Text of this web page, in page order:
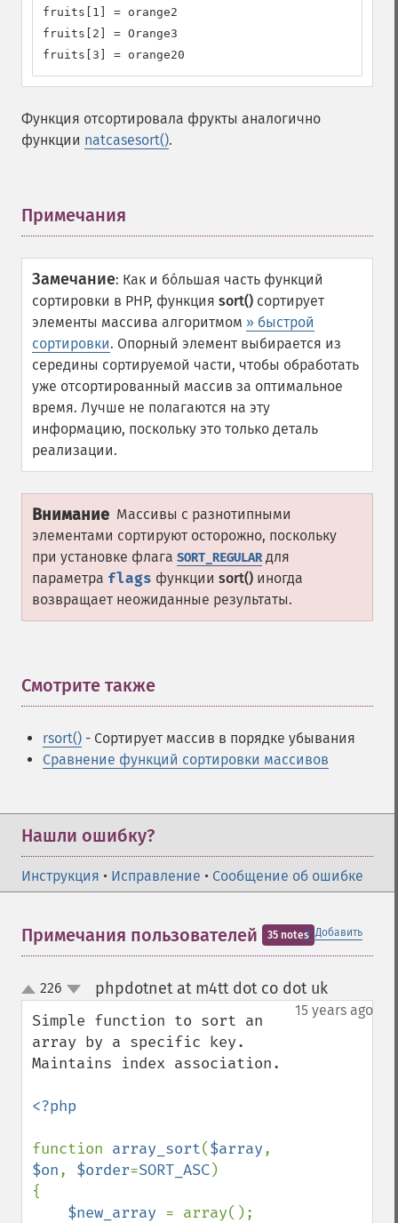
fruits[1] = orange2
fruits[2] = Orange3
fruits[3] = orange20
Функция отсортировала фрукты аналогично
функции natcasesort().
Примечания
Замечание: Как и бóльшая часть функций
сортировки в PHP, функция sort() сортирует
элементы массива алгоритмом » быстрой
сортировки. Опорный элемент выбирается из
середины сортируемой части, чтобы обработать
уже отсортированный массив за оптимальное
время. Лучше не полагаются на эту
информацию, поскольку это только деталь
реализации.
Внимание Массивы с разнотипными
элементами сортируют осторожно, поскольку
при установке флага SORT_REGULARдля
параметра flags функции sort() иногда
возвращает неожиданные результаты.
Смотрите также
rsort() - Сортирует массив в порядке убывания
Сравнение функций сортировки массивов
Нашли ошибку?
Инструкция • Исправление • Сообщение об ошибке
＋Добавить
Примечания пользователей 35 notes
up
down
226 phpdotnet at m4tt dot co dot uk¶
15 years ago
Simple function to sort an
array by a specific key.
Maintains index association.
<?php
function array_sort($array
$on, $order=SORT_ASC)
{
$new_array = array();